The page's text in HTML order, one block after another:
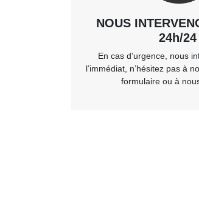
NOUS
24h/24
En cas d’urgence, nous
l’immédiat, n’hésitez pas à
formulaire ou à